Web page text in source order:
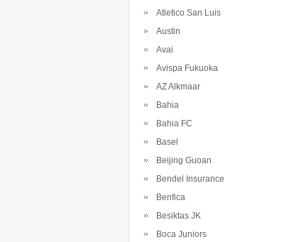
Atletico San Luis
Austin
Avai
Avispa Fukuoka
AZ Alkmaar
Bahia
Bahia FC
Basel
Beijing Guoan
Bendel Insurance
Benfica
Besiktas JK
Boca Juniors